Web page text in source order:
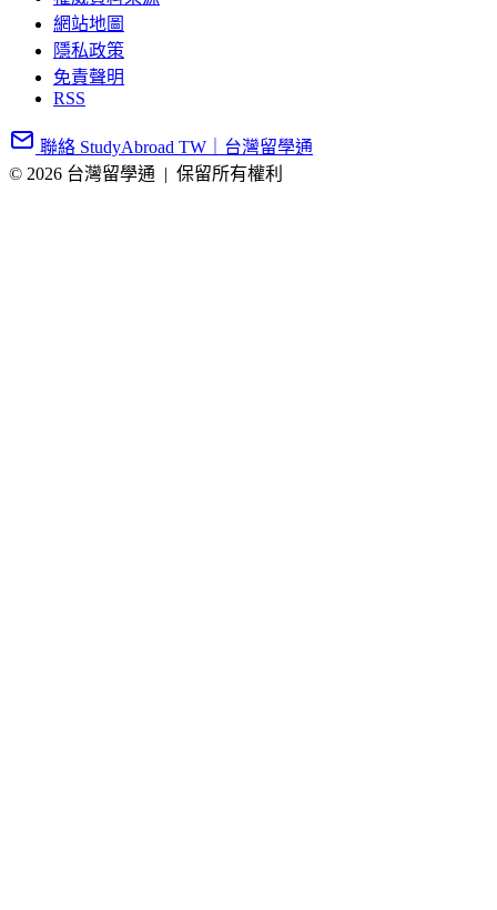
網站地圖
隱私政策
免責聲明
RSS
聯絡 StudyAbroad TW｜台灣留學通
© 2026 台灣留學通
保留所有權利